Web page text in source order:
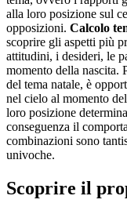
alla loro posizione sul
opposizioni. Calcolo
scoprire gli aspetti più
attitudini, i desideri, le
momento della nascita.
del tema natale, è
nel cielo al momento
loro posizione
conseguenza il
combinazioni sono
univoche.
Scoprire il